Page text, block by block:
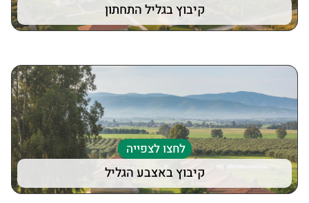
קיבוץ בגליל התחתון
לחצו לצפייה
קיבוץ באצבע הגליל